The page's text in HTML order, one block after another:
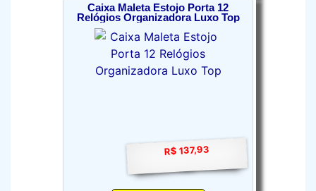
Caixa Maleta Estojo Porta 12
Relógios Organizadora Luxo Top
R$ 137,93